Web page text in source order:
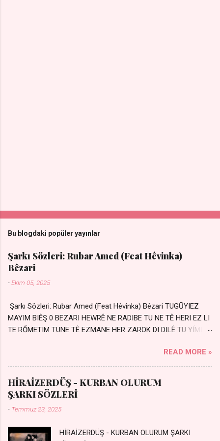
Bu blogdaki popüler yayınlar
Şarkı Sözleri: Rubar Amed (Feat Hêvinka)
Bêzari
-Ekim 05, 2025
Şarkı Sözleri: Rubar Amed (Feat Hêvinka) Bêzari TUGŪYIEZ
MAYIM BIÊŞ 0 BEZARI HEWRÊ NE RADIBE TU NE TÊ HERI EZ LI
TE RŐMETIM TUNE TÊ EZMANE HER ZAROK DI DILÊ TU YÍMIN
Silinmis yarıda. Hasretin yel gibi Eser yar içimden Bir kıza sevdalı
Yaralı adamım. Sensizlik bir hançer Geceler susmuyor Yaralı
kalbimde Bir sızı durmuyor Tu yi bihare min Ez ji payizim Li
dile şevên min Teng e nefes im Adını sayıklar Uykusuz
geceler Sensiz her sabahım Sessiz ve kederli
READ MORE »
HİRAİZERDÜŞ - KURBAN OLURUM
ŞARKI SÖZLERİ
- Temmuz 23, 2025
HİRAİZERDÜŞ - KURBAN OLURUM ŞARKI